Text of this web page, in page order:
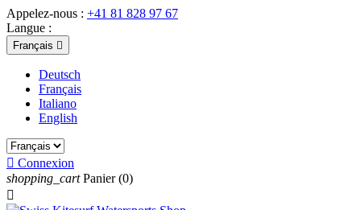
Appelez-nous : +41 81 828 97 67
Langue :
Français 
Deutsch
Français
Italiano
English
 Connexion
shopping_cart Panier (0)
